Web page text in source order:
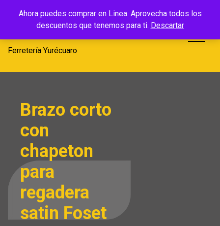
Ahora puedes comprar en Linea. Aprovecha todos los
descuentos que tenemos para ti. Descartar
Ferretería
Yurécuaro
Ferretería Yurécuaro
Brazo corto
con
chapeton
para
regadera
satin Foset